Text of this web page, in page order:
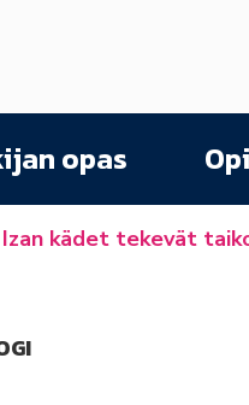
opas
Izan kädet tekevät